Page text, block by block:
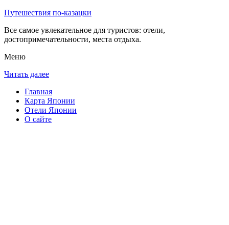
Путешествия по-казацки
Все самое увлекательное для туристов: отели,
достопримечательности, места отдыха.
Меню
Читать далее
Главная
Карта Японии
Отели Японии
О сайте